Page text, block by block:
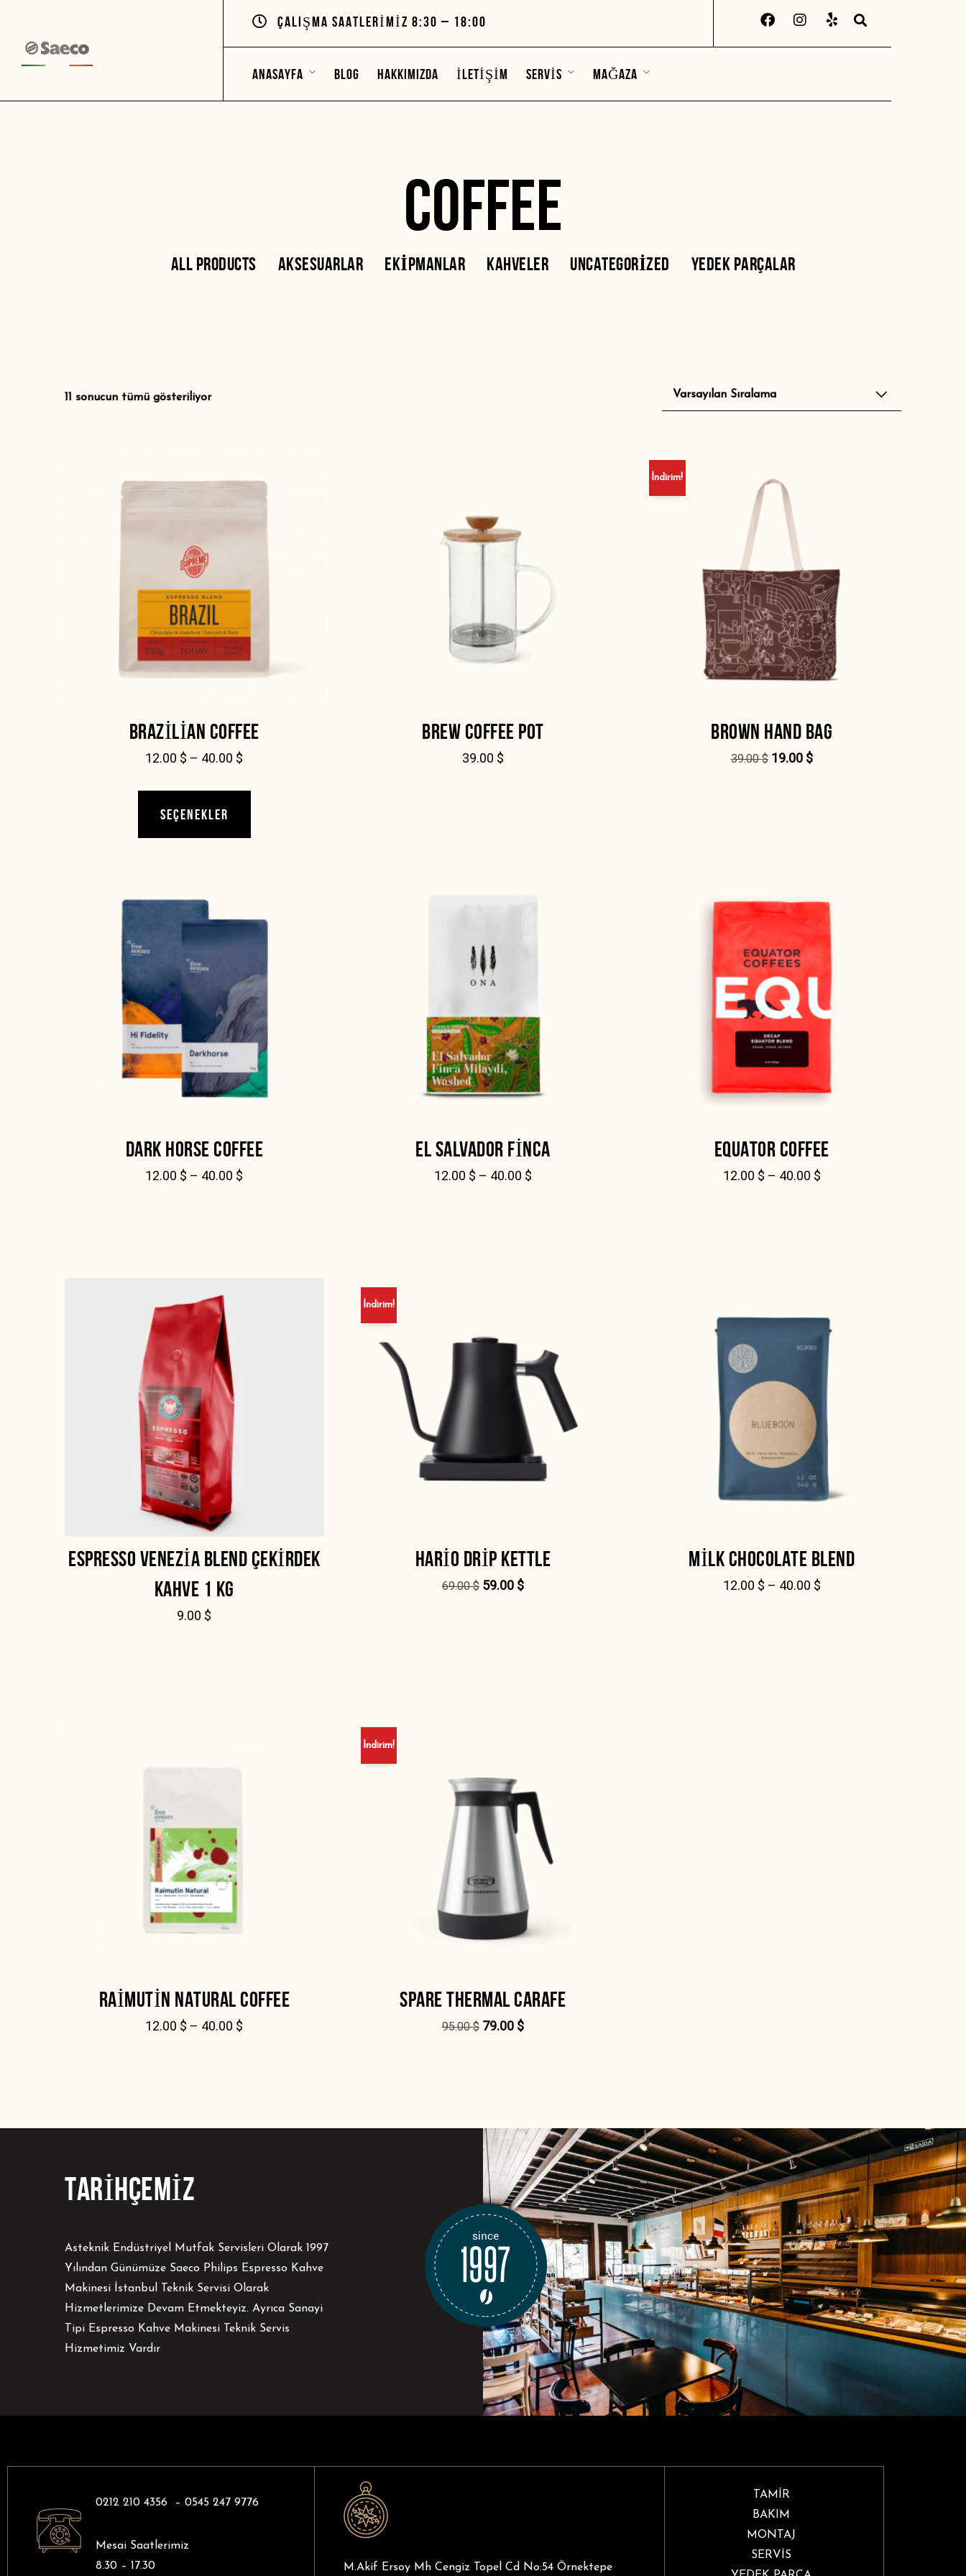
ÇALIŞMA SAATLERIMIZ 8:30 – 18:00
ANASAYFA BLOG HAKKIMIZDA İLETIŞIM SERVIS MAĞAZA
EKIPMAN
COFFEE
ALL PRODUCTS AKSESUARLAR EKIPMANLAR KAHVELER UNCATEGORIZED YEDEK PARÇALAR
11 sonucun tümü gösteriliyor
BRAZILIAN COFFEE
12.00 $ – 40.00 $
SEÇENEKLER
BREW COFFEE POT
39.00 $
İndirim!
BROWN HAND BAG
39.00$ 19.00 $
DARK HORSE COFFEE
12.00 $ – 40.00 $
EL SALVADOR FINCA
12.00 $ – 40.00 $
EQUATOR COFFEE
12.00 $ – 40.00 $
ESPRESSO VENEZIA BLEND ÇEKIRDEK
KAHVE 1 KG
9.00 $
İndirim!
HARIO DRIP KETTLE
69.00$ 59.00 $
MILK CHOCOLATE BLEND
12.00 $ – 40.00 $
RAIMUTIN NATURAL COFFEE
12.00 $ – 40.00 $
İndirim!
SPARE THERMAL CARAFE
95.00$ 79.00 $
TARİHÇEMİZ
Asteknik Endüstriyel Mutfak Servisleri Olarak 1997
Yılından Günümüze Saeco Philips Espresso Kahve
Makinesi İstanbul Teknik Servisi Olarak
Hizmetlerimize Devam Etmekteyiz. Ayrıca Sanayi
Tipi Espresso Kahve Makinesi Teknik Servis
Hizmetimiz Vardır
0212 210 4356 – 0545 247 9776
Mesai Saatlerimiz
8.30 – 17.30
M.Akif Ersoy Mh Cengiz Topel Cd No:54 Örnektepe
TAMİR
BAKIM
MONTAJ
SERVİS